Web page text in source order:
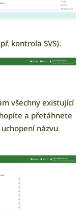
kontrola SVS).
všechny existující
a přetáhnete
názvu